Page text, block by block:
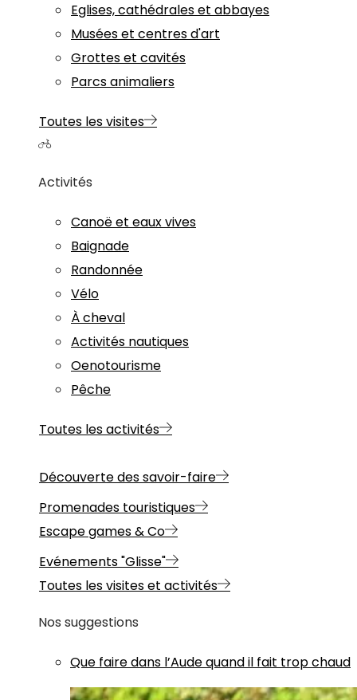
Eglises, cathédrales et abbayes
Musées et centres d'art
Grottes et cavités
Parcs animaliers
Toutes les visites
Activités
Canoë et eaux vives
Baignade
Randonnée
Vélo
À cheval
Activités nautiques
Oenotourisme
Pêche
Toutes les activités
Découverte des savoir-faire
Promenades touristiques
Escape games & Co
Evénements "Glisse"
Toutes les visites et activités
Nos suggestions
Que faire dans l’Aude quand il fait trop chaud